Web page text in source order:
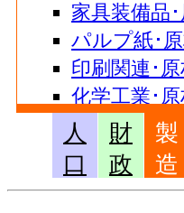
家具装備品
パルプ紙･
印刷関連･
化学工業･
石油製品･
プラスチッ
ゴム･原材
人
口
財
政
製
造